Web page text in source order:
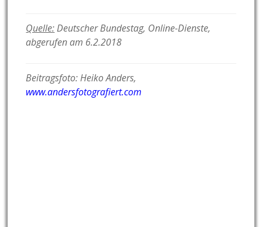
Quelle: Deutscher Bundestag, Online-Dienste,
abgerufen am 6.2.2018
Beitragsfoto: Heiko Anders,
www.andersfotografiert.com